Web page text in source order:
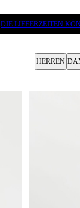
DIE LIEFERZEITEN
HERREN